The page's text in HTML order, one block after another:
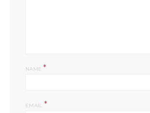
NAME *
EMAIL *